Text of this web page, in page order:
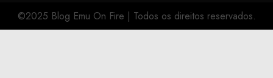
©2025 Blog Emu On Fire | Todos os direitos reservados.